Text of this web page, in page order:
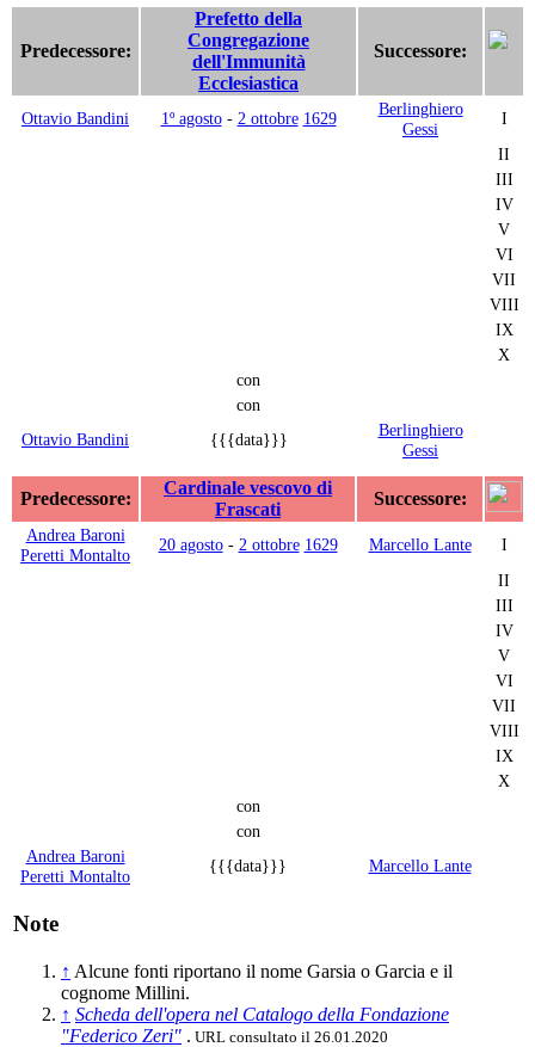
Predecessore:
Prefetto della
Congregazione
dell'Immunità
Ecclesiastica
Successore:
Ottavio Bandini 1º agosto- 2 ottobre 1629
Berlinghiero
Gessi
I
II
III
IV
V
VI
VII
VIII
IX
X
con
con
Ottavio Bandini
{{{data}}}
Berlinghiero
Gessi
Predecessore:
Cardinale vescovo di
Frascati
Successore:
Andrea Baroni
Peretti Montalto
20 agosto- 2 ottobre 1629 Marcello Lante
I
II
III
IV
V
VI
VII
VIII
IX
X
con
con
Andrea Baroni
Peretti Montalto
{{{data}}} Marcello Lante
Note
↑ Alcune fonti riportano il nome Garsia o Garcia e il
cognome Millini.
↑ Scheda dell'opera nel Catalogo della Fondazione
"Federico Zeri" . URL consultato il 26.01.2020